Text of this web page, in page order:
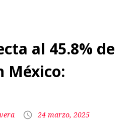
al 45.8% de
México:
24 marzo, 2025